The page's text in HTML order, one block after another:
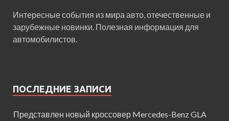
Интересные события из мира авто, отечественные и
зарубежные новинки. Полезная информация для
автомобилистов.
ПОСЛЕДНИЕ ЗАПИСИ
Представлен новый кроссовер Mercedes-Benz GLA